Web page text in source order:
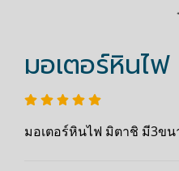
มอเตอร์หินไฟ
มอเตอร์หินไฟ มิตาชิ มี3ขน